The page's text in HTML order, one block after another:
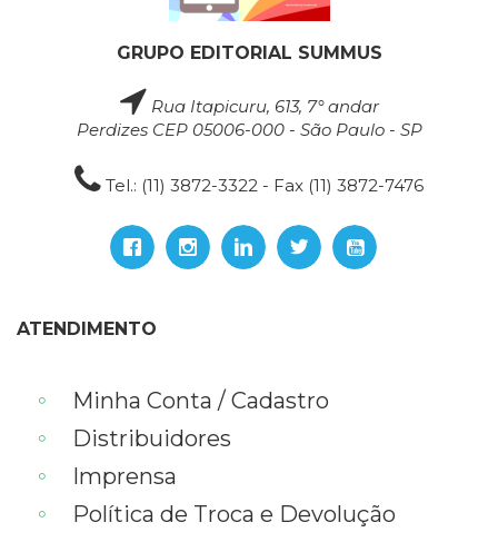
GRUPO EDITORIAL SUMMUS
Rua Itapicuru, 613, 7° andar
Perdizes CEP 05006-000 - São Paulo - SP
Tel.: (11) 3872-3322 - Fax (11) 3872-7476
ATENDIMENTO
Minha Conta / Cadastro
Distribuidores
Imprensa
Política de Troca e Devolução